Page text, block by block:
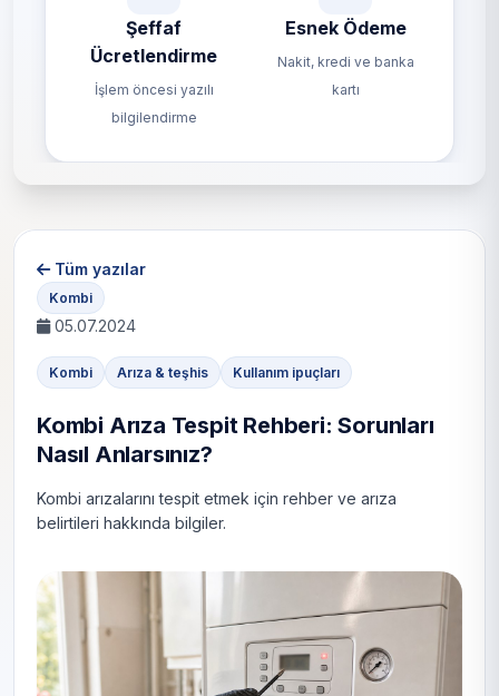
Şeffaf
Ücretlendirme
İşlem öncesi yazılı
bilgilendirme
Esnek Ödeme
Nakit, kredi ve banka
kartı
Tüm yazılar
Kombi
05.07.2024
Kombi Arıza & teşhis Kullanım ipuçları
Kombi Arıza Tespit Rehberi: Sorunları
Nasıl Anlarsınız?
Kombi arızalarını tespit etmek için rehber ve arıza
belirtileri hakkında bilgiler.